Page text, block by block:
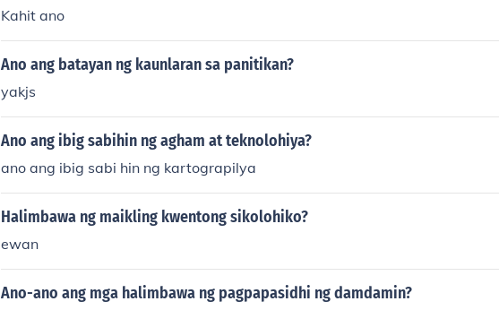
Kahit ano
Ano ang batayan ng kaunlaran sa panitikan?
yakjs
Ano ang ibig sabihin ng agham at teknolohiya?
ano ang ibig sabi hin ng kartograpilya
Halimbawa ng maikling kwentong sikolohiko?
ewan
Ano-ano ang mga halimbawa ng pagpapasidhi ng damdamin?